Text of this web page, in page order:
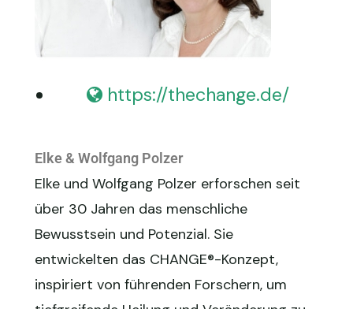
https://thechange.de/
Elke & Wolfgang Polzer
Elke und Wolfgang Polzer erforschen seit
über 30 Jahren das menschliche
Bewusstsein und Potenzial. Sie
entwickelten das CHANGE®-Konzept,
inspiriert von führenden Forschern, um